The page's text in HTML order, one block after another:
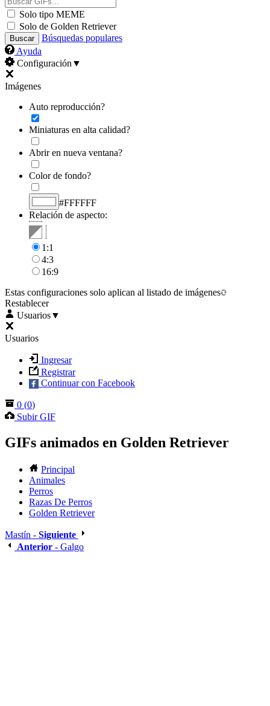
Solo tipo MEME
Solo de Golden Retriever
Búsquedas populares
Ayuda
Configuración ▼
Imágenes
Auto reproducción?
Miniaturas en alta calidad?
Abrir en nueva ventana?
Color de fondo?
#FFFFFF
Relación de aspecto:
1:1
4:3
16:9
Estas configuraciones solo aplican al listado de imágenes
Restablecer
Usuarios▼
Usuarios
Ingresar
Registrar
Continuar con Facebook
0 (0)
Subir GIF
GIFs animados en Golden Retriever
Principal
Animales
Perros
Razas De Perros
Golden Retriever
Mastín - Siguiente
Anterior - Galgo